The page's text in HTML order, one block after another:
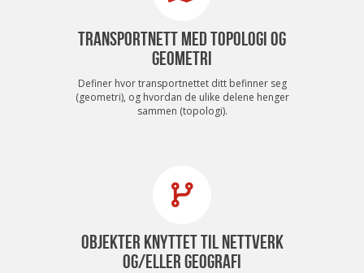
TRANSPORTNETT MED TOPOLOGI OG
GEOMETRI
Definer hvor transportnettet ditt befinner seg
(geometri), og hvordan de ulike delene henger
sammen (topologi).
OBJEKTER KNYTTET TIL NETTVERK
OG/ELLER GEOGRAFI